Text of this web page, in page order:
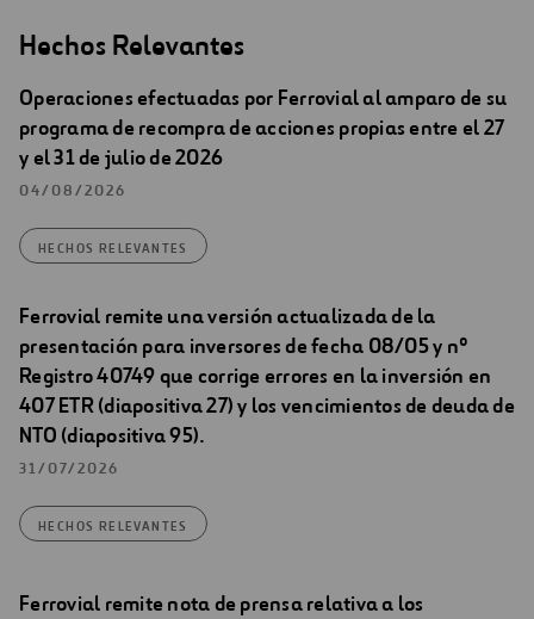
Hechos Relevantes
Operaciones efectuadas por Ferrovial al amparo de su
programa de recompra de acciones propias entre el 27
y el 31 de julio de 2026
04/08/2026
HECHOS RELEVANTES
Ferrovial remite una versión actualizada de la
presentación para inversores de fecha 08/05 y nº
Registro 40749 que corrige errores en la inversión en
407 ETR (diapositiva 27) y los vencimientos de deuda de
NTO (diapositiva 95).
31/07/2026
HECHOS RELEVANTES
Ferrovial remite nota de prensa relativa a los